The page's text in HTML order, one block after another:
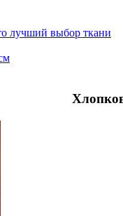
лучший выбор ткани